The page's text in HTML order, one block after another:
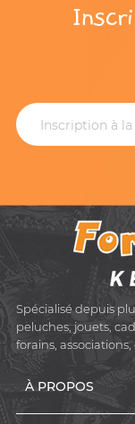
Spécialisé depuis
peluches, jouets,
forains,
À PROPOS